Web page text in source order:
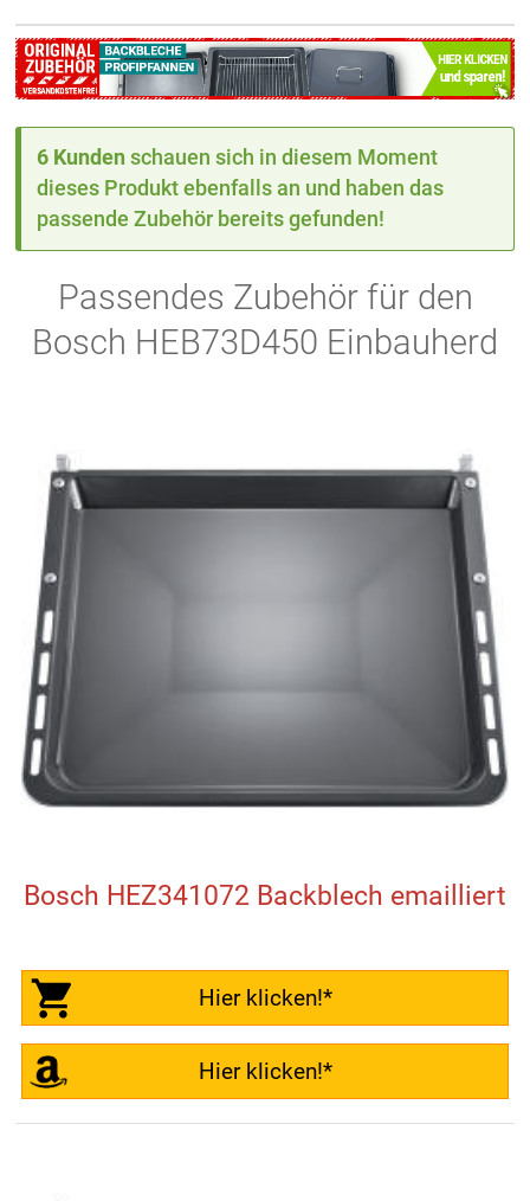
6 Kunden schauen sich in diesem Moment
dieses Produkt ebenfalls an und haben das
passende Zubehör bereits gefunden!
Passendes Zubehör für den
Bosch HEB73D450 Einbauherd
Bosch HEZ341072 Backblech emailliert
Hier klicken!*
Hier klicken!*